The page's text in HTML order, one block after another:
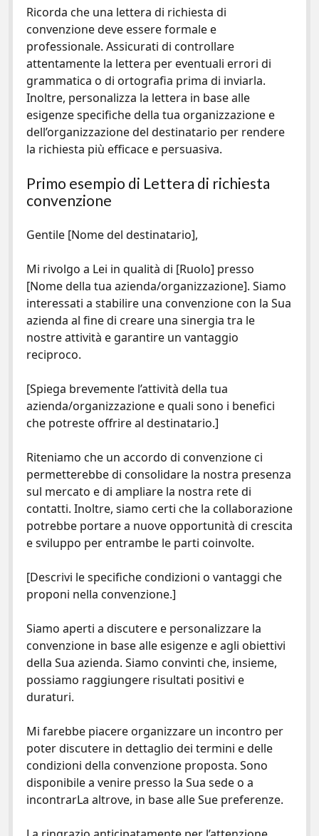
Ricorda che una lettera di richiesta di
convenzione deve essere formale e
professionale. Assicurati di controllare
attentamente la lettera per eventuali errori di
grammatica o di ortografia prima di inviarla.
Inoltre, personalizza la lettera in base alle
esigenze specifiche della tua organizzazione e
dell’organizzazione del destinatario per rendere
la richiesta più efficace e persuasiva.
Primo esempio di Lettera di richiesta
convenzione
Gentile [Nome del destinatario],
Mi rivolgo a Lei in qualità di [Ruolo] presso
[Nome della tua azienda/organizzazione]. Siamo
interessati a stabilire una convenzione con la Sua
azienda al fine di creare una sinergia tra le
nostre attività e garantire un vantaggio
reciproco.
[Spiega brevemente l’attività della tua
azienda/organizzazione e quali sono i benefici
che potreste offrire al destinatario.]
Riteniamo che un accordo di convenzione ci
permetterebbe di consolidare la nostra presenza
sul mercato e di ampliare la nostra rete di
contatti. Inoltre, siamo certi che la collaborazione
potrebbe portare a nuove opportunità di crescita
e sviluppo per entrambe le parti coinvolte.
[Descrivi le specifiche condizioni o vantaggi che
proponi nella convenzione.]
Siamo aperti a discutere e personalizzare la
convenzione in base alle esigenze e agli obiettivi
della Sua azienda. Siamo convinti che, insieme,
possiamo raggiungere risultati positivi e
duraturi.
Mi farebbe piacere organizzare un incontro per
poter discutere in dettaglio dei termini e delle
condizioni della convenzione proposta. Sono
disponibile a venire presso la Sua sede o a
incontrarLa altrove, in base alle Sue preferenze.